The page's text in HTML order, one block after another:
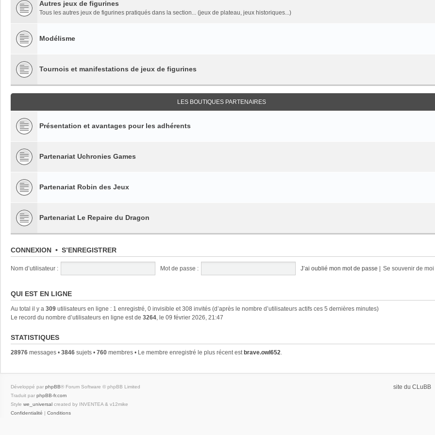
Autres jeux de figurines
Tous les autres jeux de figurines pratiqués dans la section... (jeux de plateau, jeux historiques...)
Modélisme
Tournois et manifestations de jeux de figurines
LES BOUTIQUES PARTENAIRES
Présentation et avantages pour les adhérents
Partenariat Uchronies Games
Partenariat Robin des Jeux
Partenariat Le Repaire du Dragon
CONNEXION • S’ENREGISTRER
Nom d’utilisateur : Mot de passe : J’ai oublié mon mot de passe | Se souvenir de moi
QUI EST EN LIGNE
Au total il y a 309 utilisateurs en ligne : 1 enregistré, 0 invisible et 308 invités (d’après le nombre d’utilisateurs actifs ces 5 dernières minutes)
Le record du nombre d’utilisateurs en ligne est de 3264, le 09 février 2026, 21:47
STATISTIQUES
28976 messages • 3846 sujets • 760 membres • Le membre enregistré le plus récent estbrave.owl652.
site du CLuBB
Développé par phpBB® Forum Software © phpBB Limited
Traduit par phpBB-fr.com
Style we_universal created by INVENTEA & v12mike
Confidentialité | Conditions